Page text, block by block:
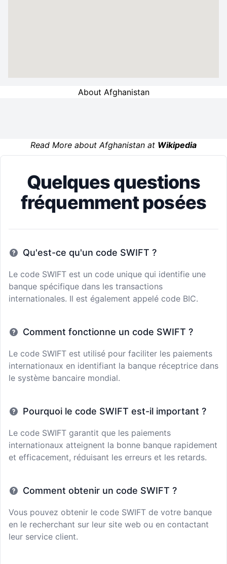
About Afghanistan
Read More about Afghanistan at Wikipedia
Quelques questions
fréquemment posées
Qu'est-ce qu'un code SWIFT ?
Le code SWIFT est un code unique qui identifie une
banque spécifique dans les transactions
internationales. Il est également appelé code BIC.
Comment fonctionne un code SWIFT ?
Le code SWIFT est utilisé pour faciliter les paiements
internationaux en identifiant la banque réceptrice dans
le système bancaire mondial.
Pourquoi le code SWIFT est-il important ?
Le code SWIFT garantit que les paiements
internationaux atteignent la bonne banque rapidement
et efficacement, réduisant les erreurs et les retards.
Comment obtenir un code SWIFT ?
Vous pouvez obtenir le code SWIFT de votre banque
en le recherchant sur leur site web ou en contactant
leur service client.